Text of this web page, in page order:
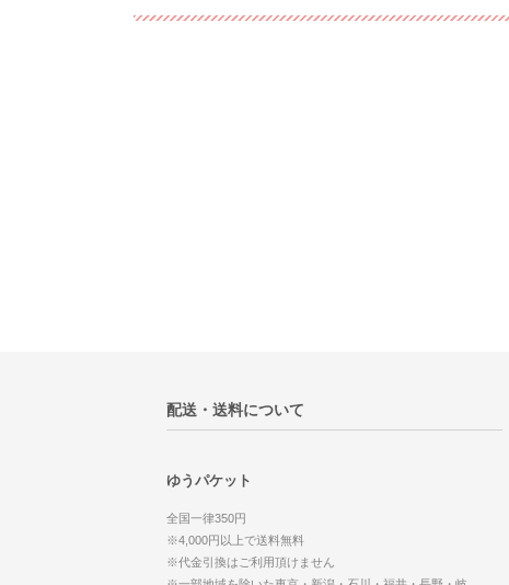
配送・送料について
ゆうパケット
全国一律350円
※4,000円以上で送料無料
※代金引換はご利用頂けません